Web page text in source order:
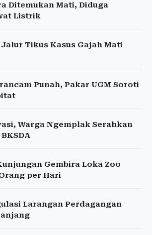
Ditemukan Mati, Diduga
Listrik
Tikus Kasus Gajah Mati
Punah, Pakar UGM Soroti
Warga Ngemplak Serahkan
Gembira Loka Zoo
Orang per Hari
Larangan Perdagangan